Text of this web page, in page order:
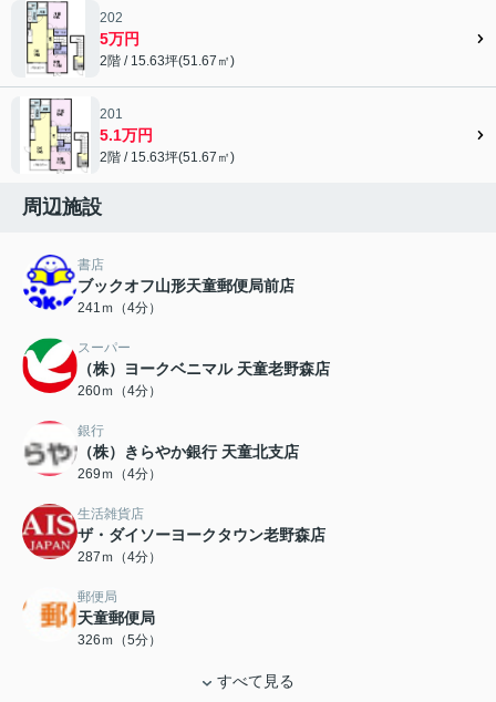
202
5万円
2階 / 15.63坪(51.67㎡)
201
5.1万円
2階 / 15.63坪(51.67㎡)
周辺施設
書店
ブックオフ山形天童郵便局前店
241ｍ（4分）
スーパー
（株）ヨークベニマル 天童老野森店
260ｍ（4分）
銀行
（株）きらやか銀行 天童北支店
269ｍ（4分）
生活雑貨店
ザ・ダイソーヨークタウン老野森店
287ｍ（4分）
郵便局
天童郵便局
326ｍ（5分）
すべて見る